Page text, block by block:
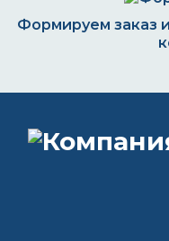
Формируем заказ
грунтовка по